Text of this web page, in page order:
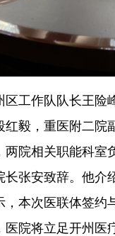
工作队队长王险
红毅，重医附二
院相关职能科室
张安致辞。他介
本次医联体签
院将立足开州医